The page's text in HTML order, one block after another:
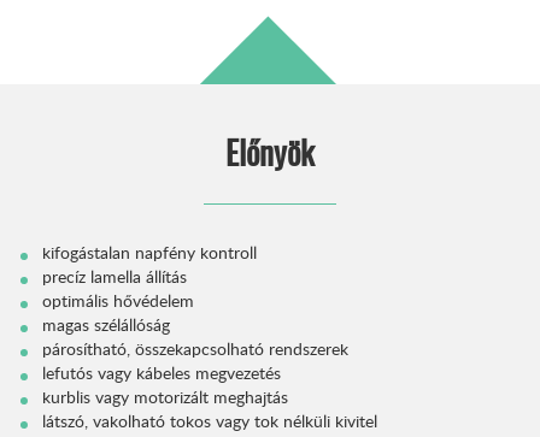
Előnyök
kifogástalan napfény kontroll
precíz lamella állítás
optimális hővédelem
magas szélállóság
párosítható, összekapcsolható rendszerek
lefutós vagy kábeles megvezetés
kurblis vagy motorizált meghajtás
látszó, vakolható tokos vagy tok nélküli kivitel